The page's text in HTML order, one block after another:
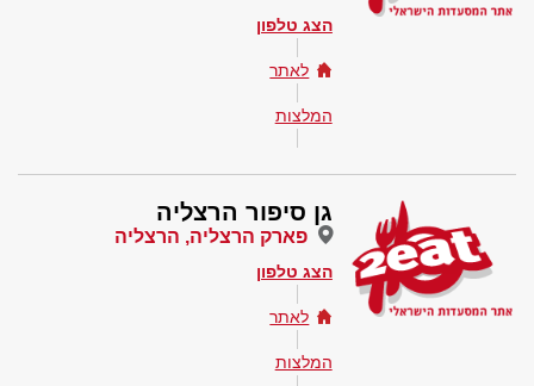
הצג טלפון
לאתר
המלצות
גן סיפור הרצליה
פארק הרצליה, הרצליה
הצג טלפון
לאתר
המלצות